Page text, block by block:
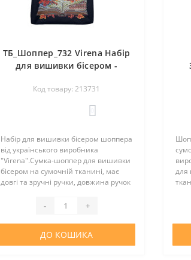
ТБ_Шоппер_732 Virena Набір
для вишивки бісером -
і будиночок 39х32,5 см
(сумочна тканина)
Код товару: 213731
Набір для вишивки бісером шоппера
від українського виробника
"Virena".Сумка-шоппер для вишивки
бісером на сумочній тканині, має
довгі та зручні ручки, довжина ручок
не потребує додаткових операцій зі
- +
ДО КОШИКА
для